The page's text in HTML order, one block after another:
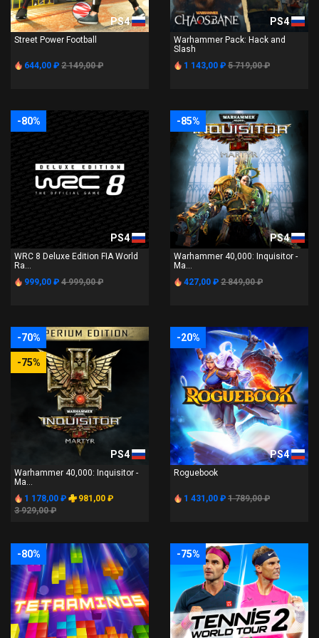
PS4
Street Power Football
644,00 ₽ 2 149,00 ₽
PS4
Warhammer Pack: Hack and
Slash
1 143,00 ₽ 5 719,00 ₽
-80%
PS4
WRC 8 Deluxe Edition FIA World
Ra...
999,00 ₽ 4 999,00 ₽
-85%
PS4
Warhammer 40,000: Inquisitor -
Ma...
427,00 ₽ 2 849,00 ₽
-70%
-75%
PS4
Warhammer 40,000: Inquisitor -
Ma...
1 178,00 ₽
981,00 ₽
3 929,00 ₽
-20%
PS4
Roguebook
1 431,00 ₽ 1 789,00 ₽
-80% -75%